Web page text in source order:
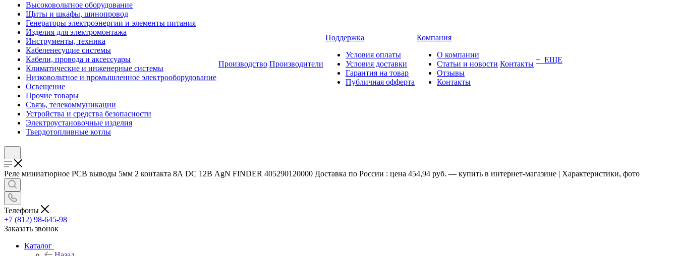
Высоковольтное оборудование
Щиты и шкафы, шинопровод
Генераторы электроэнергии и элементы питания
Изделия для электромонтажа
Инструменты, техника
Кабеленесущие системы
Кабели, провода и аксессуары
Климатические и инженерные системы
Низковольтное и промышленное электрооборудование
Освещение
Прочие товары
Связь, телекоммуникации
Устройства и средства безопасности
Электроустановочные изделия
Твердотопливные котлы
Производство Производители
Поддержка
Условия оплаты
Условия доставки
Гарантия на товар
Публичная офферта
Компания
О компании
Статьи и новости
Отзывы
Контакты
Контакты + ЕЩЕ
Реле миниатюрное РСВ выводы 5мм 2 контакта 8А DC 12В AgN FINDER 405290120000 Доставка по России : цена 454,94 руб. — купить в интернет-магазине | Характеристики, фото
Телефоны
+7 (812) 98-645-98
Заказать звонок
Каталог